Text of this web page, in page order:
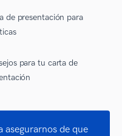
de presentación para
para tu carta de
asegurarnos de que